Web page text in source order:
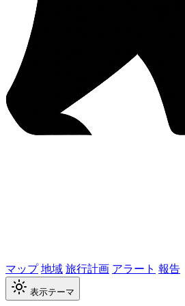
マップ地域旅行計画 アラート 報告
表示テーマ